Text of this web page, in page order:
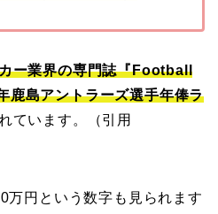
ー業界の専門誌『Football
鹿島アントラーズ選手年俸ラ
ています。（引用
万円という数字も見られます